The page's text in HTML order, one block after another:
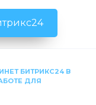
БИТРИКС24 В
ДЛЯ